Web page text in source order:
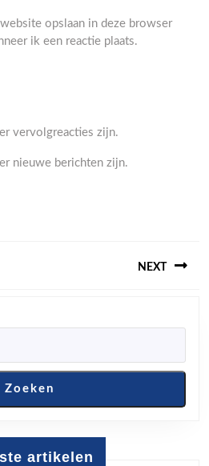
opslaan in deze browser
ik een reactie plaats.
vervolgreacties zijn.
nieuwe berichten zijn.
NEXT
post:
Zoeken
artikelen